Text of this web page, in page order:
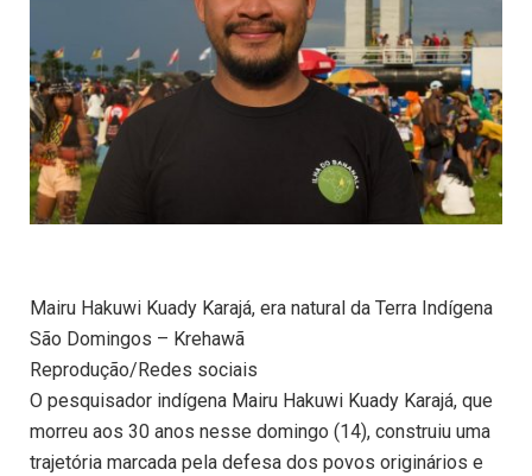
Mairu Hakuwi Kuady Karajá, era natural da Terra Indígena
São Domingos – Krehawã
Reprodução/Redes sociais
O pesquisador indígena Mairu Hakuwi Kuady Karajá, que
morreu aos 30 anos nesse domingo (14), construiu uma
trajetória marcada pela defesa dos povos originários e